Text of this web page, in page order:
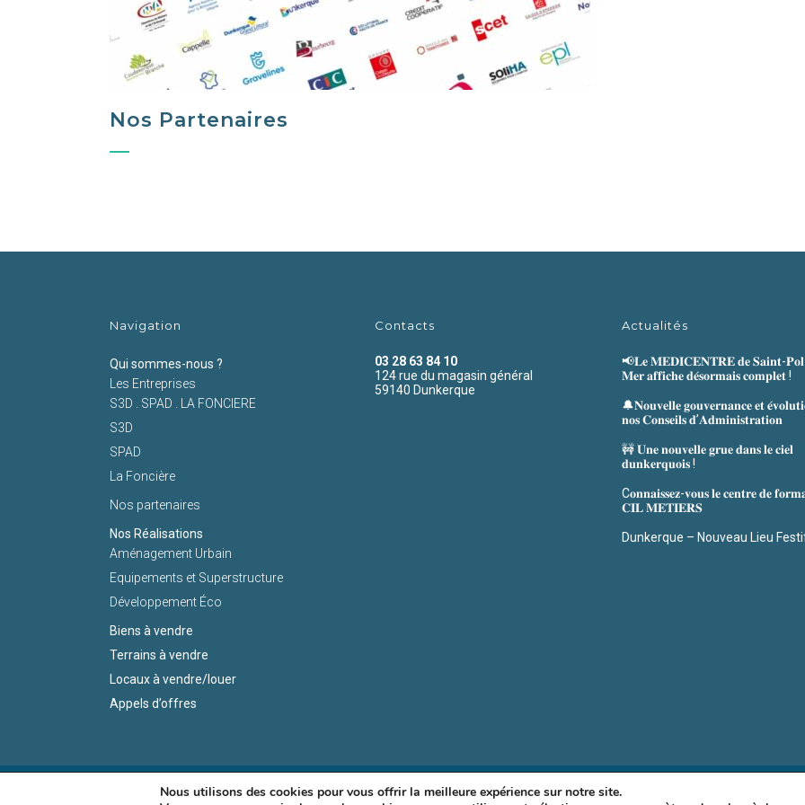
Nos Partenaires
Navigation
Qui sommes-nous ?
Les Entreprises
S3D . SPAD . LA FONCIERE
S3D
SPAD
La Foncière
Nos partenaires
Nos Réalisations
Aménagement Urbain
Equipements et Superstructure
Développement Éco
Biens à vendre
Terrains à vendre
Locaux à vendre/louer
Appels d’offres
Contacts
03 28 63 84 10
124 rue du magasin général
59140 Dunkerque
Actualités
📢𝐋𝐞 𝐌𝐄𝐃𝐈𝐂𝐄𝐍𝐓𝐑𝐄 𝐝𝐞 𝐒𝐚𝐢𝐧𝐭-
𝐌𝐞𝐫 𝐚𝐟𝐟𝐢𝐜𝐡𝐞 𝐝𝐞́𝐬𝐨𝐫𝐦𝐚𝐢𝐬 𝐜𝐨𝐦𝐩𝐥𝐞𝐭 !
🔔𝐍𝐨𝐮𝐯𝐞𝐥𝐥𝐞 𝐠𝐨𝐮𝐯𝐞𝐫𝐧𝐚𝐧𝐜𝐞 𝐞𝐭
𝐧𝐨𝐬 𝐂𝐨𝐧𝐬𝐞𝐢𝐥𝐬 𝐝’𝐀𝐝𝐦𝐢𝐧𝐢𝐬𝐭𝐫𝐚𝐭𝐢𝐨𝐧
🚧 𝐔𝐧𝐞 𝐧𝐨𝐮𝐯𝐞𝐥𝐥𝐞 𝐠𝐫𝐮𝐞 𝐝𝐚𝐧𝐬 𝐥𝐞 𝐜𝐢𝐞𝐥
𝐝𝐮𝐧𝐤𝐞𝐫𝐪𝐮𝐨𝐢𝐬 !
C𝐨𝐧𝐧𝐚𝐢𝐬𝐬𝐞𝐳-𝐯𝐨𝐮𝐬 𝐥𝐞 𝐜𝐞𝐧𝐭𝐫𝐞 𝐝𝐞
𝐂𝐈𝐋 𝐌𝐄𝐓𝐈𝐄𝐑𝐒
Dunkerque – Nouveau Lieu
Nous utilisons des cookies pour vous offrir la meilleure expérience sur notre site.